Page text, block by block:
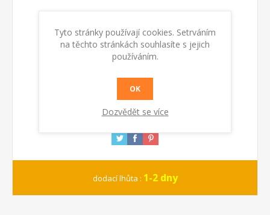
KOUPIT
dodací lhůta : 1-2 dny
Tyto stránky používají cookies. Setrváním
na těchto stránkách souhlasíte s jejich
používáním.
OK
Dozvědět se více